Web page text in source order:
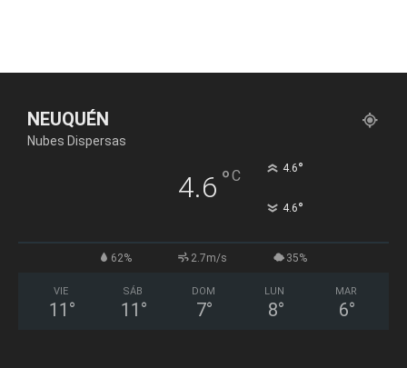
NEUQUÉN
Nubes Dispersas
4.6 °C 4.6°
4.6°
62% 2.7m/s 35%
VIE
11 °
SÁB
11 °
DOM
7°
LUN
8°
MAR
6°